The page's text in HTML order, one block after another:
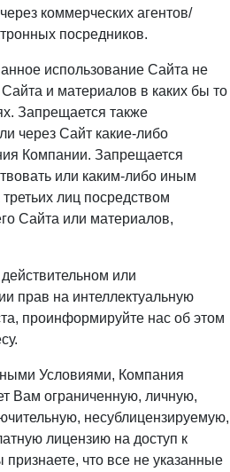
коммерческих агентов/
посредников.
использование Сайта не
и материалов в каких бы то
Запрещается также
через Сайт какие-либо
Компании. Запрещается
или каким-либо иным
лиц посредством
Сайта или материалов,
или
прав на интеллектуальную
проинформируйте нас об этом
Условиями, Компания
Вам ограниченную, личную,
несублицензируемую,
лицензию на доступ к
что все не указанные